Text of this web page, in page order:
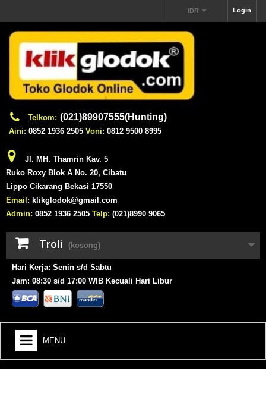
Login
IDR
Telkom: (021)89907555(Hunting)
Aini: 0852 1936 2505 Voni: 0812 9500 8995
Jl. MH. Thamrin Kav. 5
Ruko Roxy Blok A No. 20, Cibatu
Lippo Cikarang Bekasi 17550
Email: klikglodok@gmail.com
Admin: 0852 1936 2505 Telp: (021)8990 9065
Troli (kosong)
Hari Kerja: Senin s/d Sabtu
Jam: 08:30 s/d 17:00 WIB Kecuali Hari Libur
MENU